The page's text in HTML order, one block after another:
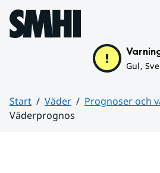
Hoppa till sidans innehåll
Gul,
Start Väder
Prognoser och
Väderprognos